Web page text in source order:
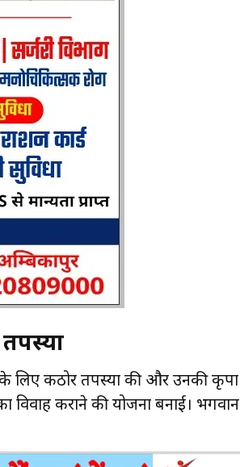
लिए कठोर तपस्या की और उनकी कृपा
कराने की योजना बनाई। भगवान